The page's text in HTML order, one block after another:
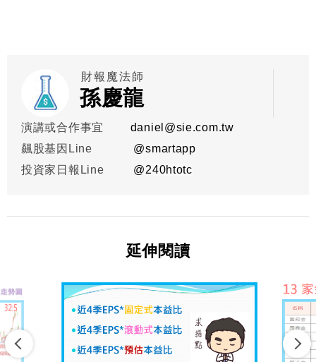
財報魔法師
孫慶龍
演講或合作事宜
daniel@sie.com.tw
飆股基因Line
@smartapp
投資家日報Line
@240htotc
延伸閱讀